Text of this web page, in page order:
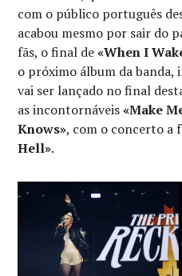
com o público português
acabou mesmo por sair do
fãs, o final de«When I
o próximo álbum da
vai ser lançado no final
as incontornáveis«Make
Knows», com o concerto a
Hell».